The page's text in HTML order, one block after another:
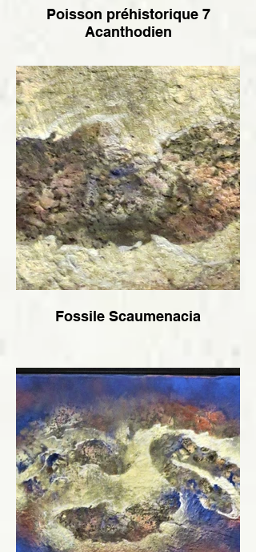
Poisson préhistorique 7
Acanthodien
Fossile Scaumenacia